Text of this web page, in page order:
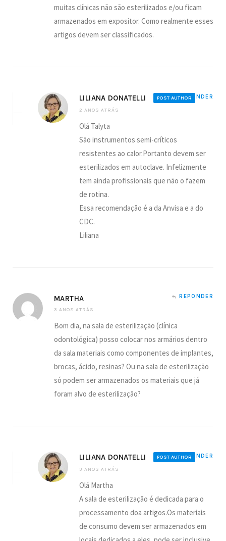
muitas clínicas não são esterilizados e/ou ficam
armazenados em expositor. Como realmente esses
artigos devem ser classificados.
LILIANA DONATELLI
POST AUTHOR
2 ANOS ATRÁS
REPONDER
Olá Talyta
São instrumentos semi-críticos
resistentes ao calor.Portanto devem ser
esterilizados em autoclave. Infelizmente
tem ainda profissionais que não o fazem
de rotina.
Essa recomendação é a da Anvisa e a do
CDC.
Liliana
MARTHA
3 ANOS ATRÁS
REPONDER
Bom dia, na sala de esterilização (clínica
odontológica) posso colocar nos armários dentro
da sala materiais como componentes de implantes,
brocas, ácido, resinas? Ou na sala de esterilização
só podem ser armazenados os materiais que já
foram alvo de esterilização?
LILIANA DONATELLI
POST AUTHOR
3 ANOS ATRÁS
REPONDER
Olá Martha
A sala de esterilização é dedicada para o
processamento doa artigos.Os materiais
de consumo devem ser armazenados em